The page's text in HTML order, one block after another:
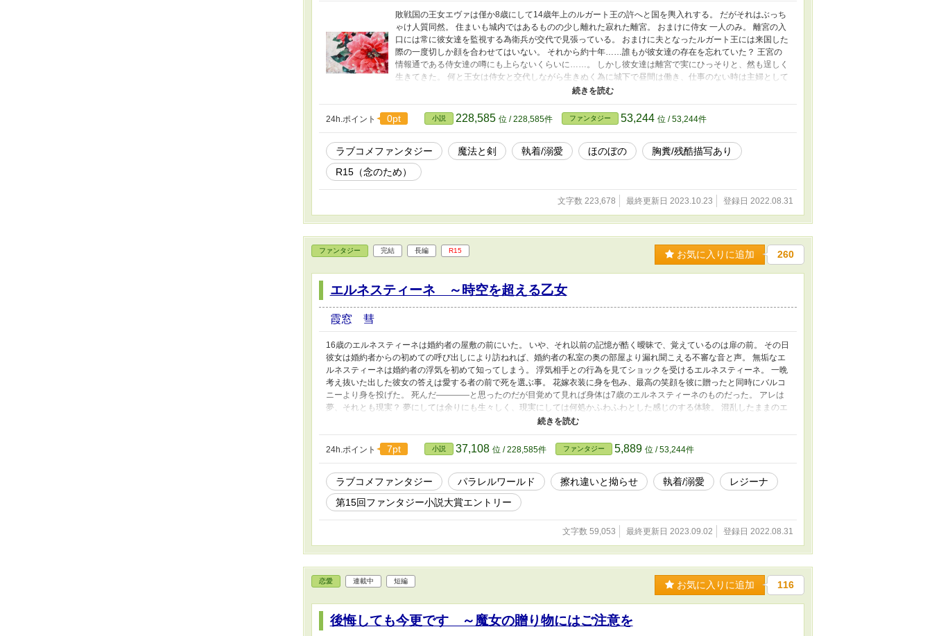
敗戦国の王女エヴァは僅か8歳にして14歳年上のルガート王の許へと国を輿入れする。 だがそれはぶっち
ゃけ人質同然。 住まいも城内ではあるものの少し離れた寂れた離宮。 おまけに侍女 一人のみ。 離宮の入
口には常に彼女達を監視する為衛兵が交代で見張っている。 おまけに夫となったルガート王には来国した
際の一度切しか顔を合わせてはいない。 それから約十年……誰もが彼女達の存在を忘れていた？ 王宮の
情報通である侍女達の噂にも上らないくらいに……。 しかし彼女達は離宮で実にひっそりと、然も逞しく
生きてきた。 何と王女は侍女と交代しながら生きぬく為に城下で昼間は働き、仕事のない時は主婦として
離宮内を切り盛りしていたのである。 全ては彼女達が誰にも知られず無事この国から脱出し、第二の人生
を謳歌する為。 だが王妃は知らない。 忘れられた様に思い込まされている隠された真実を……。 陰謀と
執着に苛まれる王女の心と命を 護る為に仕組まれた『白い結婚』。 そしてまだ王女自身知らない隠され
た秘密が幾度も彼女を襲う。 果たして波乱万丈な王妃様は無事生き抜き真実の愛を見つけられるでしょう
まで王妃様ですが、同時に腹心の侍女であるアナベルの幸せも極めていく予定……あくまで予定です。 脱
線覚悟で進めていくラブファンタジーならぬラブコメ？脳筋万歳なお話になりそうです。 偶にシリアスや
ドロドロ、胸糞警報もありです。
24h.ポイント 0pt 小説 228,585 位 / 228,585件 ファンタジー 53,244 位 / 53,244件
ラブコメファンタジー 魔法と剣 執着/溺愛 ほのぼの
胸糞/残酷描写あり
R15（念のため）
文字数 223,678 最終更新日 2023.10.23 登録日 2022.08.31
ファンタジー 完結 長編 R15 お気に入りに追加 260
エルネスティーネ ～時空を超える乙女
霞窓 彗
16歳のエルネスティーネは婚約者の屋敷の前にいた。 いや、それ以前の記憶が酷く曖昧で、覚えているのは扉の前。 その日
彼女は婚約者からの初めての呼び出しにより訪ねれば、婚約者の私室の奥の部屋より漏れ聞こえる不審な音と声。 無垢なエ
ルネスティーネは婚約者の浮気を初めて知ってしまう。 浮気相手との行為を見てショックを受けるエルネスティーネ。 一晩
考え抜いた出した彼女の答えは愛する者の前で死を選ぶ事。 花嫁衣装に身を包み、最高の笑顔を彼に贈ったと同時にバルコ
ニーより身を投げた。 死んだ――――と思ったのだが目覚めて見れば身体は7歳のエルネスティーネのものだった。 アレは
夢、それとも現実？ 夢にしては余りにも生々しく、現実にしては何処かふわふわとした感じのする体験。 混乱したままのエ
ルネスティーネに考える時間は与えて貰えないままに7歳の時間は動き出した。 これは時間の巻き戻り、それとも別の何か
なのだろうか。 エルネスティーネは動く。 とりあえずは悲しい恋を回避する為に。 また新しい自分を見つける為に……。
『さようなら、どうぞお幸せに……』の改稿版です。 出来る限り分かり易くエルの世界を知って頂きたい為に執筆しまし
た。 最終話は『さようなら……』と同じ時期に更新したいと思います。 そして設定はやはりゆるふわです。 どうぞ宜しくお
24h.ポイント 7pt 小説 37,108 位 / 228,585件 ファンタジー 5,889 位 / 53,244件
ラブコメファンタジー パラレルワールド 擦れ違いと拗らせ 執着/溺愛
レジーナ
第15回ファンタジー小説大賞エントリー
文字数 59,053 最終更新日 2023.09.02 登録日 2022.08.31
恋愛 連載中 短編 お気に入りに追加 116
後悔しても今更です ～魔女の贈り物にはご注意を